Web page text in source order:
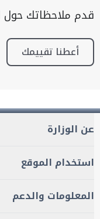
قدم ملاحظاتك حول
أعطنا تقييمك
عن الوزارة
استخدام الموقع
المعلومات والدعم